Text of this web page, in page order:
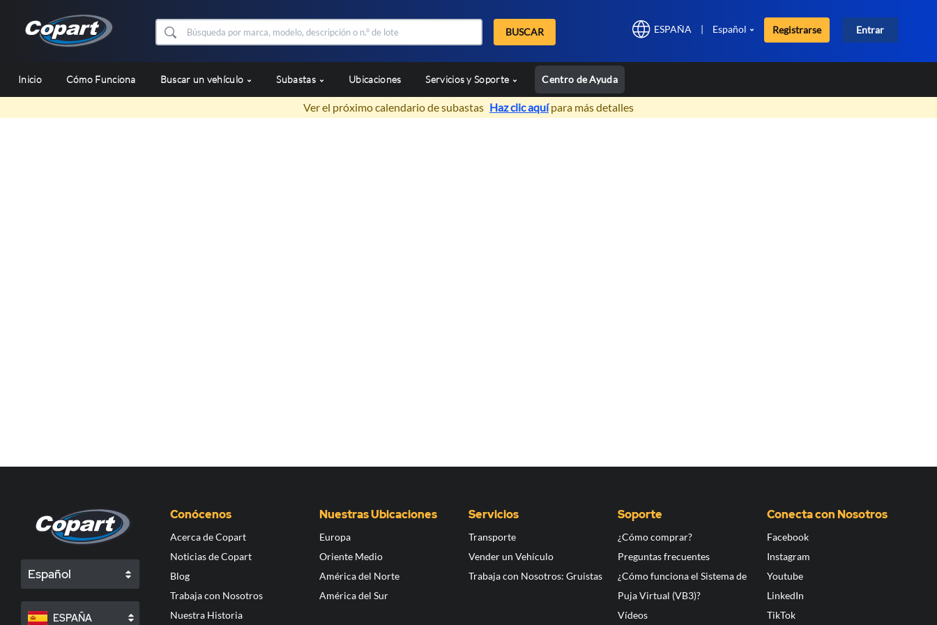
BUSCAR ESPAÑA | Español Registrarse Entrar
Inicio Cómo Funciona Buscar un vehículo Subastas Ubicaciones Servicios y Soporte Centro de Ayuda
Ver el próximo calendario de subastas Haz clic aquípara más detalles
Español
ESPAÑA
Conócenos
Acerca de Copart
Noticias de Copart
Blog
Trabaja con Nosotros
Nuestra Historia
Nuestras Ubicaciones
Europa
Oriente Medio
América del Norte
América del Sur
Servicios
Transporte
Vender un Vehículo
Trabaja con Nosotros: Gruistas
Soporte
¿Cómo comprar?
Preguntas frecuentes
¿Cómo funciona el Sistema de
Puja Virtual (VB3)?
Vídeos
Conecta con Nosotros
Facebook
Instagram
Youtube
LinkedIn
TikTok